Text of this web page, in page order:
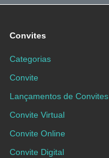
Convites
Categorias
Convite
Lançamentos de Convites
Convite Virtual
Convite Online
Convite Digital